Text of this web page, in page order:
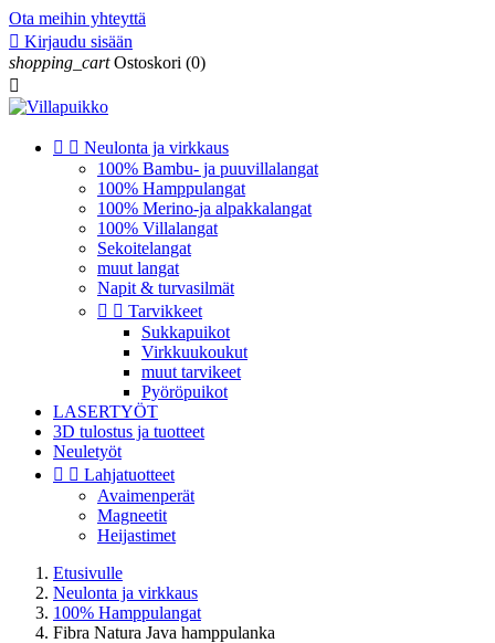
Ota meihin yhteyttä
 Kirjaudu sisään
shopping_cart Ostoskori (0)

  Neulonta ja virkkaus
100% Bambu- ja puuvillalangat
100% Hamppulangat
100% Merino-ja alpakkalangat
100% Villalangat
Sekoitelangat
muut langat
Napit & turvasilmät
  Tarvikkeet
Sukkapuikot
Virkkuukoukut
muut tarvikeet
Pyöröpuikot
LASERTYÖT
3D tulostus ja tuotteet
Neuletyöt
  Lahjatuotteet
Avaimenperät
Magneetit
Heijastimet
Etusivulle
Neulonta ja virkkaus
100% Hamppulangat
Fibra Natura Java hamppulanka